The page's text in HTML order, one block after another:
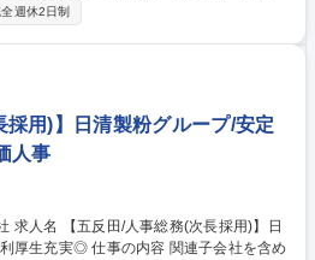
ます。 【詳細】■製造業務 ■
ゆくゆくはマネージャー職としての活躍
度と工場増設により、多くのキャリアを
週休2日制
採用)】日清製粉グループ/安定
人事
容 関連子会社を含め